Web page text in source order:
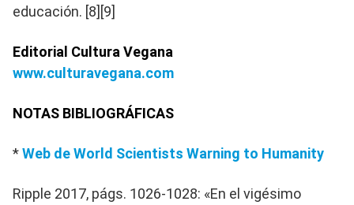
educación. [8][9]
Editorial Cultura Vegana
www.culturavegana.com
NOTAS BIBLIOGRÁFICAS
*Web de World Scientists Warning to Humanity
Ripple 2017, págs. 1026-1028: «En el vigésimo